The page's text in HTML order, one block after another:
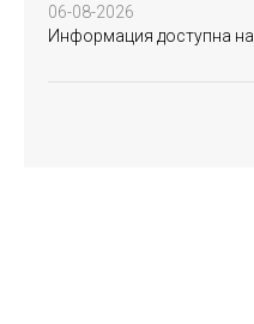
06-08-2026
Информация доступна